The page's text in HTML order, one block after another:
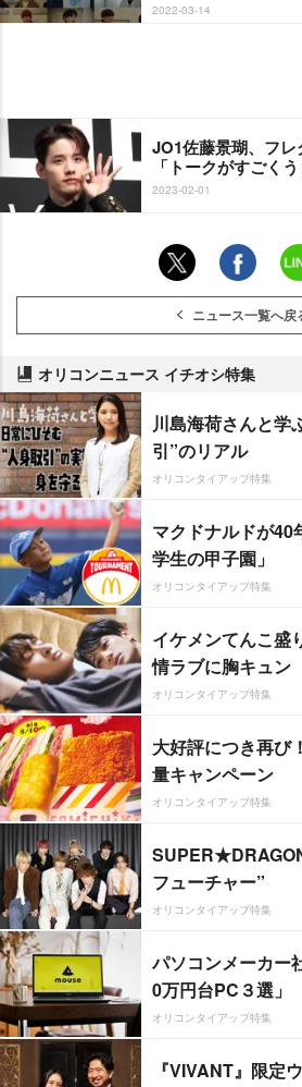
2022-03-14
JO1佐藤景瑚、フ
「トークがすごく
2023-02-01
ニュース一覧へ戻
オリコンニュース イチオシ特集
川島海荷さんと学
引”のリアル
オリコンタイアップ特集
マクドナルドが40
学生の甲子園」
オリコンタイアップ特集
イケメンてんこ盛
情ラブに胸キュン
オリコンタイアップ特集
大好評につき再び
量キャンペーン
オリコンタイアップ特集
フューチャー”
オリコンタイアップ特集
パソコンメーカー
0万円台PC３選」
オリコンタイアップ特集
『VIVANT』限定